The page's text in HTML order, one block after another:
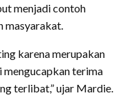
menjadi contoh
masyarakat.
karena merupakan
terima
terlibat,” ujar Mardie.